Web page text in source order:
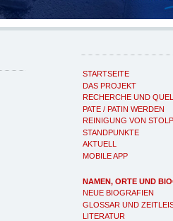
STARTSEITE
DAS PROJEKT
RECHERCHE UND
PATE / PATIN WERDEN
REINIGUNG VON
STANDPUNKTE
AKTUELL
MOBILE APP
NAMEN, ORTE UND
NEUE BIOGRAFIEN
GLOSSAR UND
LITERATUR